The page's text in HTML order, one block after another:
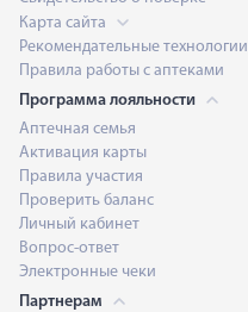
Карта сайта
Рекомендательные технологии
Правила работы с аптеками
Программа лояльности
Аптечная семья
Активация карты
Правила участия
Проверить баланс
Личный кабинет
Вопрос-ответ
Электронные чеки
Партнерам